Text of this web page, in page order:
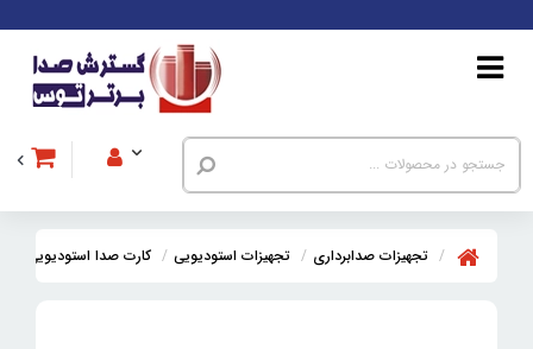
تجهیزات صدابرداری تجهیزات استودیویی کارت صدا استودیویی